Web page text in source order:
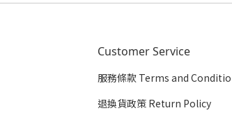
Customer Service
服務條款 Terms and
退換貨政策 Return Policy